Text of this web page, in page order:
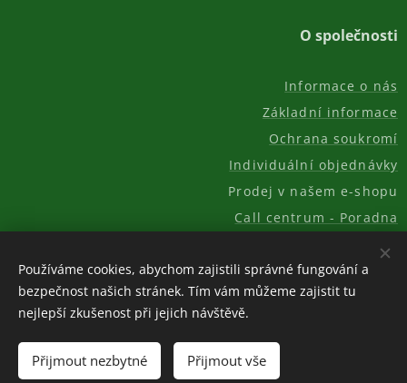
O společnosti
Informace o nás
Základní informace
Ochrana soukromí
Individuální objednávky
Prodej v našem e-shopu
Call centrum - Poradna
© 2011-2026, AKC REAL GROUP s.r.o.
Měna
CZK Kč
EUR €
Používáme cookies, abychom zajistili správné fungování a
bezpečnost našich stránek. Tím vám můžeme zajistit tu
nejlepší zkušenost při jejich návštěvě.
Přijmout nezbytné Přijmout vše